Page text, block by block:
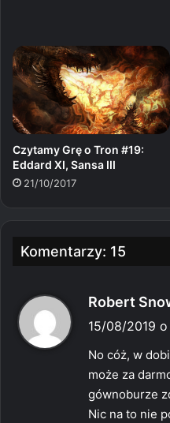
Czytamy Grę o Tron #19:
Eddard XI, Sansa III
21/10/2017
Komentarzy: 15
Robert
15/08/2019 o
No cóż, w
może za
gównoburze
Nic na to nie